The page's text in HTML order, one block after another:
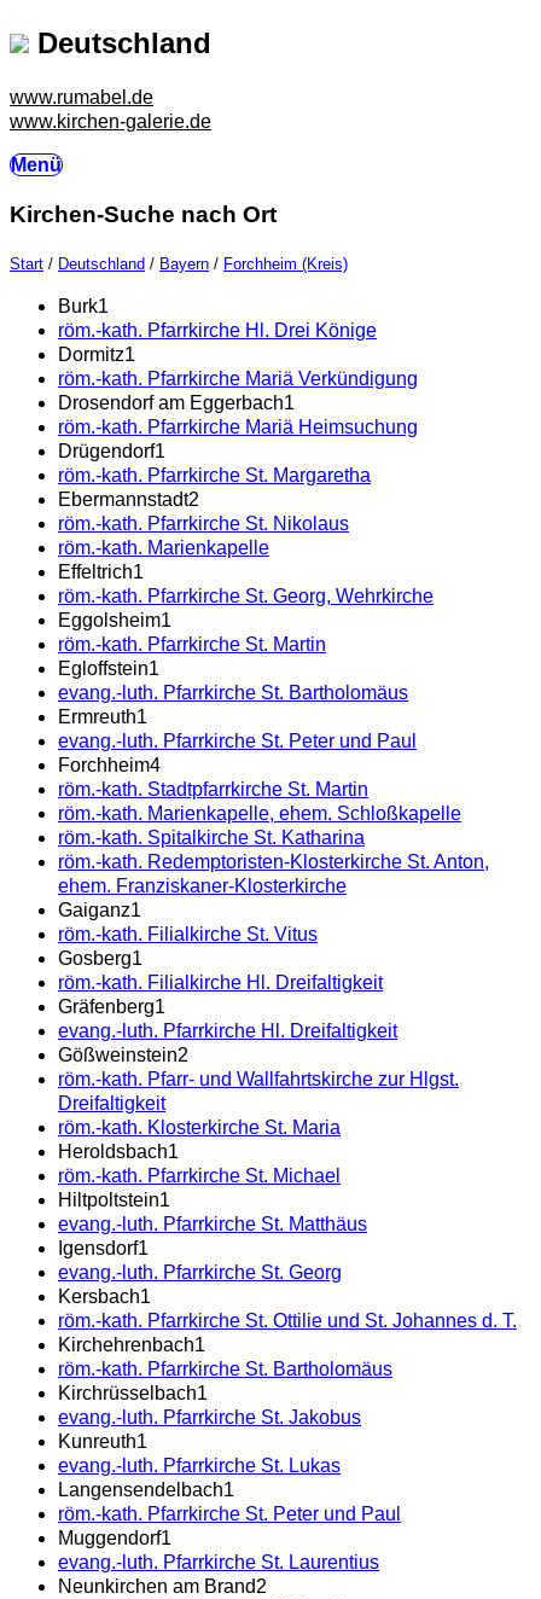
Deutschland
www.rumabel.de
www.kirchen-galerie.de
Menü
Kirchen-Suche nach Ort
Start / Deutschland / Bayern / Forchheim (Kreis)
Burk1
röm.-kath. Pfarrkirche Hl. Drei Könige
Dormitz1
röm.-kath. Pfarrkirche Mariä Verkündigung
Drosendorf am Eggerbach1
röm.-kath. Pfarrkirche Mariä Heimsuchung
Drügendorf1
röm.-kath. Pfarrkirche St. Margaretha
Ebermannstadt2
röm.-kath. Pfarrkirche St. Nikolaus
röm.-kath. Marienkapelle
Effeltrich1
röm.-kath. Pfarrkirche St. Georg, Wehrkirche
Eggolsheim1
röm.-kath. Pfarrkirche St. Martin
Egloffstein1
evang.-luth. Pfarrkirche St. Bartholomäus
Ermreuth1
evang.-luth. Pfarrkirche St. Peter und Paul
Forchheim4
röm.-kath. Stadtpfarrkirche St. Martin
röm.-kath. Marienkapelle, ehem. Schloßkapelle
röm.-kath. Spitalkirche St. Katharina
röm.-kath. Redemptoristen-Klosterkirche St. Anton,
ehem. Franziskaner-Klosterkirche
Gaiganz1
röm.-kath. Filialkirche St. Vitus
Gosberg1
röm.-kath. Filialkirche Hl. Dreifaltigkeit
Gräfenberg1
evang.-luth. Pfarrkirche Hl. Dreifaltigkeit
Gößweinstein2
röm.-kath. Pfarr- und Wallfahrtskirche zur Hlgst.
Dreifaltigkeit
röm.-kath. Klosterkirche St. Maria
Heroldsbach1
röm.-kath. Pfarrkirche St. Michael
Hiltpoltstein1
evang.-luth. Pfarrkirche St. Matthäus
Igensdorf1
evang.-luth. Pfarrkirche St. Georg
Kersbach1
röm.-kath. Pfarrkirche St. Ottilie und St. Johannes d. T.
Kirchehrenbach1
röm.-kath. Pfarrkirche St. Bartholomäus
Kirchrüsselbach1
evang.-luth. Pfarrkirche St. Jakobus
Kunreuth1
evang.-luth. Pfarrkirche St. Lukas
Langensendelbach1
röm.-kath. Pfarrkirche St. Peter und Paul
Muggendorf1
evang.-luth. Pfarrkirche St. Laurentius
Neunkirchen am Brand2